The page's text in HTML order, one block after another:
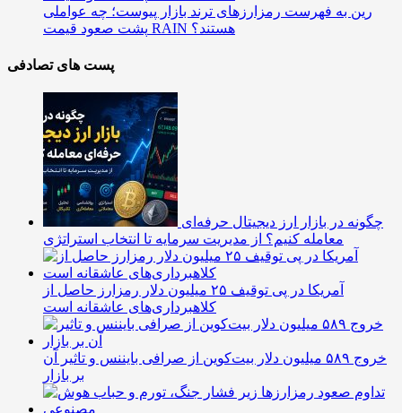
رین به فهرست رمزارزهای ترند بازار پیوست؛ چه عواملی
پشت صعود قیمت RAIN هستند؟
پست های تصادفی
چگونه در بازار ارز دیجیتال حرفه‌ای
معامله کنیم؟ از مدیریت سرمایه تا انتخاب استراتژی
آمریکا در پی توقیف ۲۵ میلیون دلار رمزارز حاصل از
کلاهبرداری‌های عاشقانه است
خروج ۵۸۹ میلیون دلار بیت‌کوین از صرافی بایننس و تاثیر آن
بر بازار